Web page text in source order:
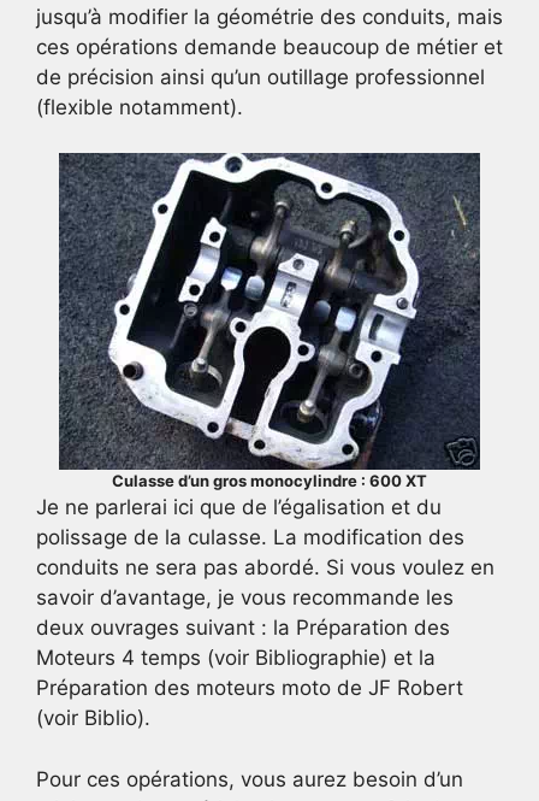
jusqu’à modifier la géométrie des conduits, mais
ces opérations demande beaucoup de métier et
de précision ainsi qu’un outillage professionnel
(flexible notamment).
Culasse d’un gros monocylindre : 600 XT
Je ne parlerai ici que de l’égalisation et du
polissage de la culasse. La modification des
conduits ne sera pas abordé. Si vous voulez en
savoir d’avantage, je vous recommande les
deux ouvrages suivant : la Préparation des
Moteurs 4 temps (voir Bibliographie) et la
Préparation des moteurs moto de JF Robert
(voir Biblio).
Pour ces opérations, vous aurez besoin d’un